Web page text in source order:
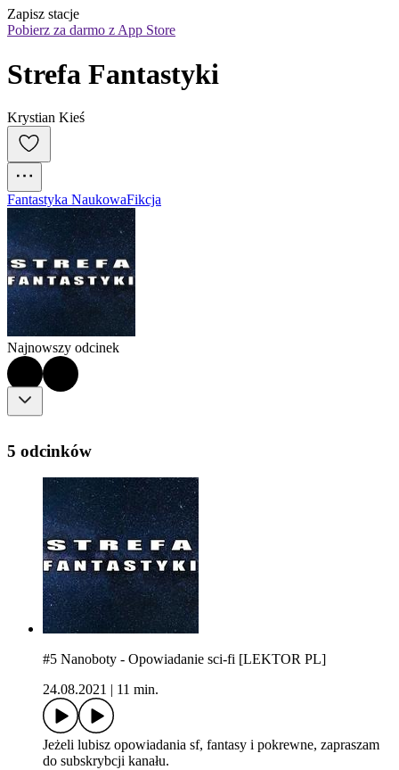
Zapisz stacje
Pobierz za darmo z App Store
Strefa Fantastyki
Krystian Kieś
Fantastyka NaukowaFikcja
Najnowszy odcinek
5 odcinków
#5 Nanoboty - Opowiadanie sci-fi [LEKTOR PL]
24.08.2021
11 min.
Jeżeli lubisz opowiadania sf, fantasy i pokrewne, zapraszam
do subskrybcji kanału.